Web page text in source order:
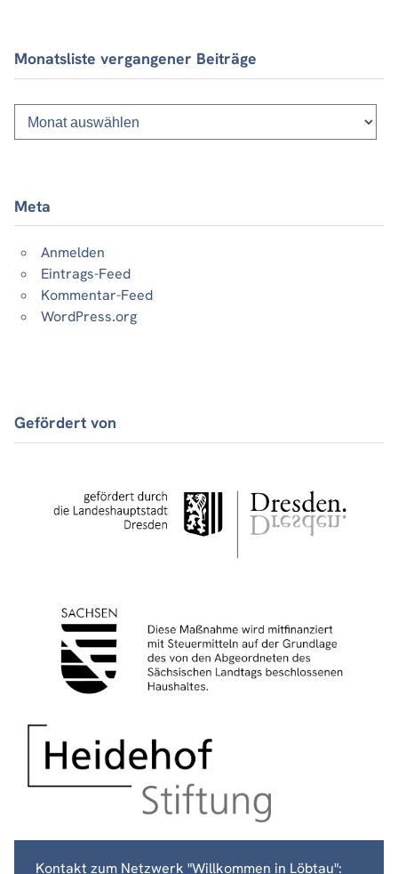
Monatsliste vergangener Beiträge
Monatsliste
vergangener
Beiträge
Meta
Anmelden
Eintrags-Feed
Kommentar-Feed
WordPress.org
Gefördert von
Kontakt zum Netzwerk "Willkommen in Löbtau":